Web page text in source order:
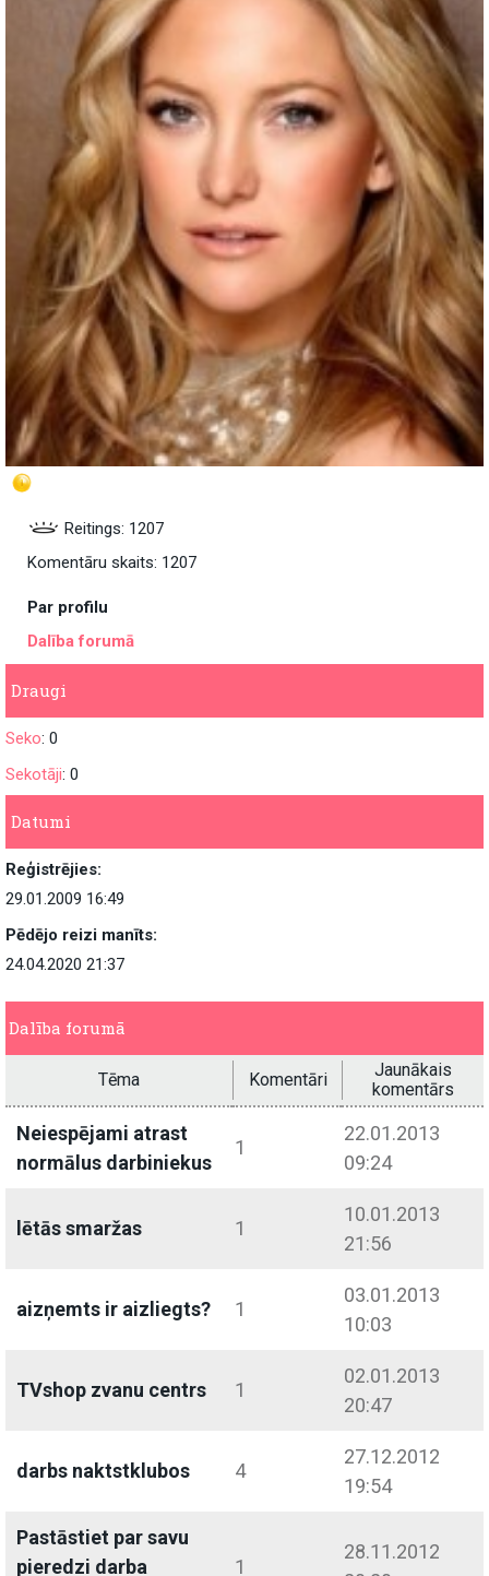
Reitings: 1207
Komentāru skaits: 1207
Par profilu
Dalība forumā
Draugi
Seko: 0
Sekotāji: 0
Datumi
Reģistrējies:
29.01.2009 16:49
Pēdējo reizi manīts:
24.04.2020 21:37
Dalība forumā
Tēma Komentāri
Jaunākais
komentārs
Neiespējami atrast
normālus darbiniekus
1
22.01.2013
09:24
lētās smaržas 1
10.01.2013
21:56
aizņemts ir aizliegts? 1
03.01.2013
10:03
TVshop zvanu centrs 1
02.01.2013
20:47
darbs naktstklubos 4
27.12.2012
19:54
Pastāstiet par savu
pieredzi darba
1
28.11.2012